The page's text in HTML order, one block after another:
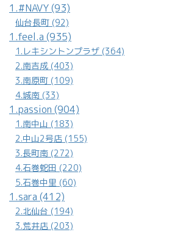
1.#NAVY (93)
仙台長町 (92)
1.feel.a (935)
1.レキシントンプラザ (364)
2.南吉成 (403)
3.南原町 (109)
4.城南 (33)
1.passion (904)
1.南中山 (183)
2.中山2号店 (155)
3.長町南 (272)
4.石巻蛇田 (220)
5.石巻中里 (60)
1.sara (412)
2.北仙台 (194)
3.荒井店 (203)